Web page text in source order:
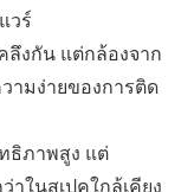
วร์
ลึงกัน แต่กล้องจาก
วามง่ายของการติด
ทธิภาพสูง แต่
ในสเปคใกล้เคียง